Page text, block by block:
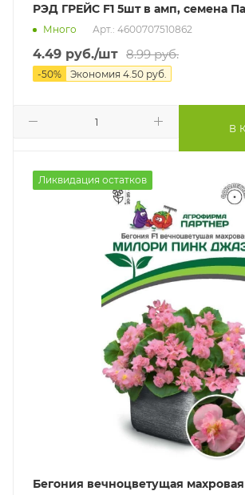
РЭД ГРЕЙС F1 5шт в амп, семена
Много Арт.: 4600707510862
4.49 руб./шт 8.99руб.
-50% Экономия 4.50 руб.
В
Ликвидация остатков
Бегония вечноцветущая